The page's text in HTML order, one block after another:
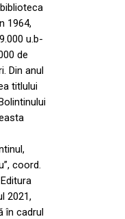
1964,
u.b-
de
Din anul
titlului
coord.
2021,
în cadrul